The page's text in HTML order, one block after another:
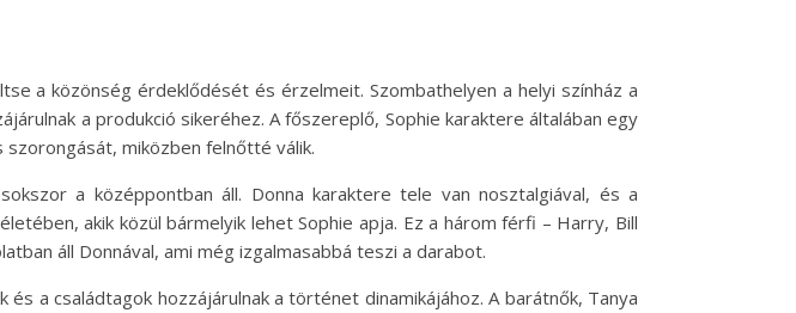
a közönség érdeklődését és érzelmeit. Szombathelyen a helyi színház a
a produkció sikeréhez. A főszereplő, Sophie karaktere általában egy
miközben felnőtté válik.
a középpontban áll. Donna karaktere tele van nosztalgiával, és a
akik közül bármelyik lehet Sophie apja. Ez a három férfi – Harry, Bill
áll Donnával, ami még izgalmasabbá teszi a darabot.
a családtagok hozzájárulnak a történet dinamikájához. A barátnők, Tanya